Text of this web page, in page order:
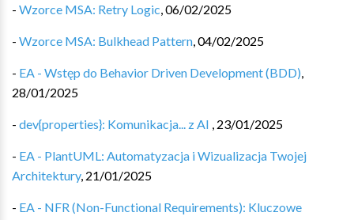
- Wzorce MSA: Retry Logic,06/02/2025
- Wzorce MSA: Bulkhead Pattern,04/02/2025
- EA - Wstęp do Behavior Driven Development (BDD),
28/01/2025
- dev{properties}: Komunikacja... z AI , 23/01/2025
- EA - PlantUML: Automatyzacja i Wizualizacja Twojej
Architektury, 21/01/2025
- EA - NFR (Non-Functional Requirements): Kluczowe